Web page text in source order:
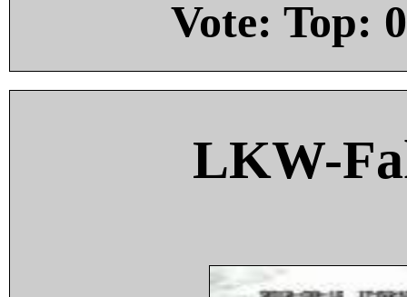
Vote: Top: 0
LKW-